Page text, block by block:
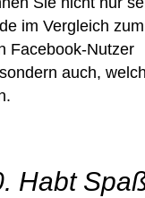
im Vergleich zum
Facebook-Nutzer
auch,
Habt